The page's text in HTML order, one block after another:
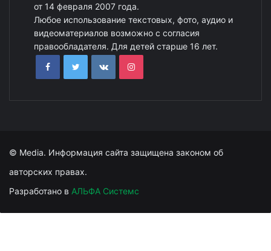
от 14 февраля 2007 года.
Любое использование текстовых, фото, аудио и
видеоматериалов возможно с согласия
правообладателя. Для детей старше 16 лет.
© Media. Информация сайта защищена законом об
авторских правах.
Разработано в АЛЬФА Системс